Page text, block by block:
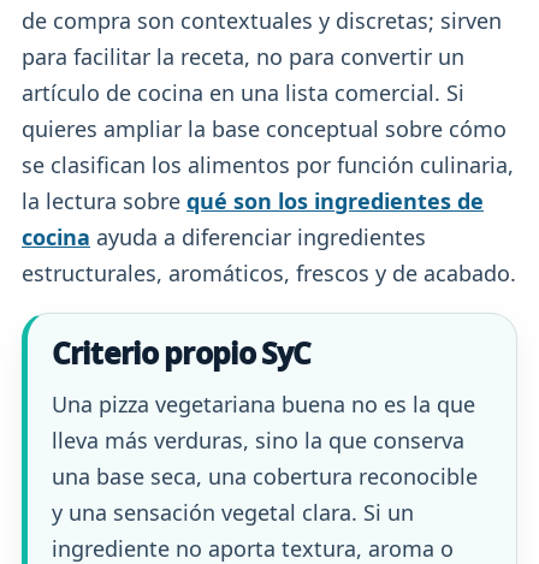
de compra son contextuales y discretas; sirven
para facilitar la receta, no para convertir un
artículo de cocina en una lista comercial. Si
quieres ampliar la base conceptual sobre cómo
se clasifican los alimentos por función culinaria,
la lectura sobre qué son los ingredientes de
cocina ayuda a diferenciar ingredientes
estructurales, aromáticos, frescos y de acabado.
Criterio propio SyC
Una pizza vegetariana buena no es la que
lleva más verduras, sino la que conserva
una base seca, una cobertura reconocible
y una sensación vegetal clara. Si un
ingrediente no aporta textura, aroma o